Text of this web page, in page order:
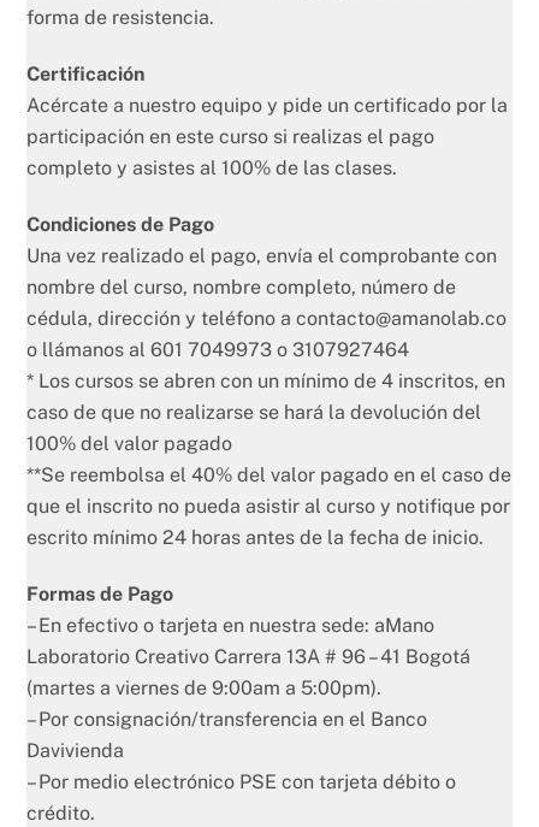
forma de resistencia.
Certificación
Acércate a nuestro equipo y pide un certificado por la
participación en este curso si realizas el pago
completo y asistes al 100% de las clases.
Condiciones de Pago
Una vez realizado el pago, envía el comprobante con
nombre del curso, nombre completo, número de
cédula, dirección y teléfono acontacto@amanolab.co
o llámanos al 601 7049973 o 3107927464
* Los cursos se abren con un mínimo de 4 inscritos, en
caso de que no realizarse se hará la devolución del
100% del valor pagado
**Se reembolsa el 40% del valor pagado en el caso de
que el inscrito no pueda asistir al curso y notifique por
escrito mínimo 24 horas antes de la fecha de inicio.
Formas de Pago
– En efectivo o tarjeta en nuestra sede: aMano
Laboratorio Creativo Carrera 13A # 96 – 41 Bogotá
(martes a viernes de 9:00am a 5:00pm).
– Por consignación/transferencia en el Banco
Davivienda
– Por medio electrónico PSE con tarjeta débito o
crédito.